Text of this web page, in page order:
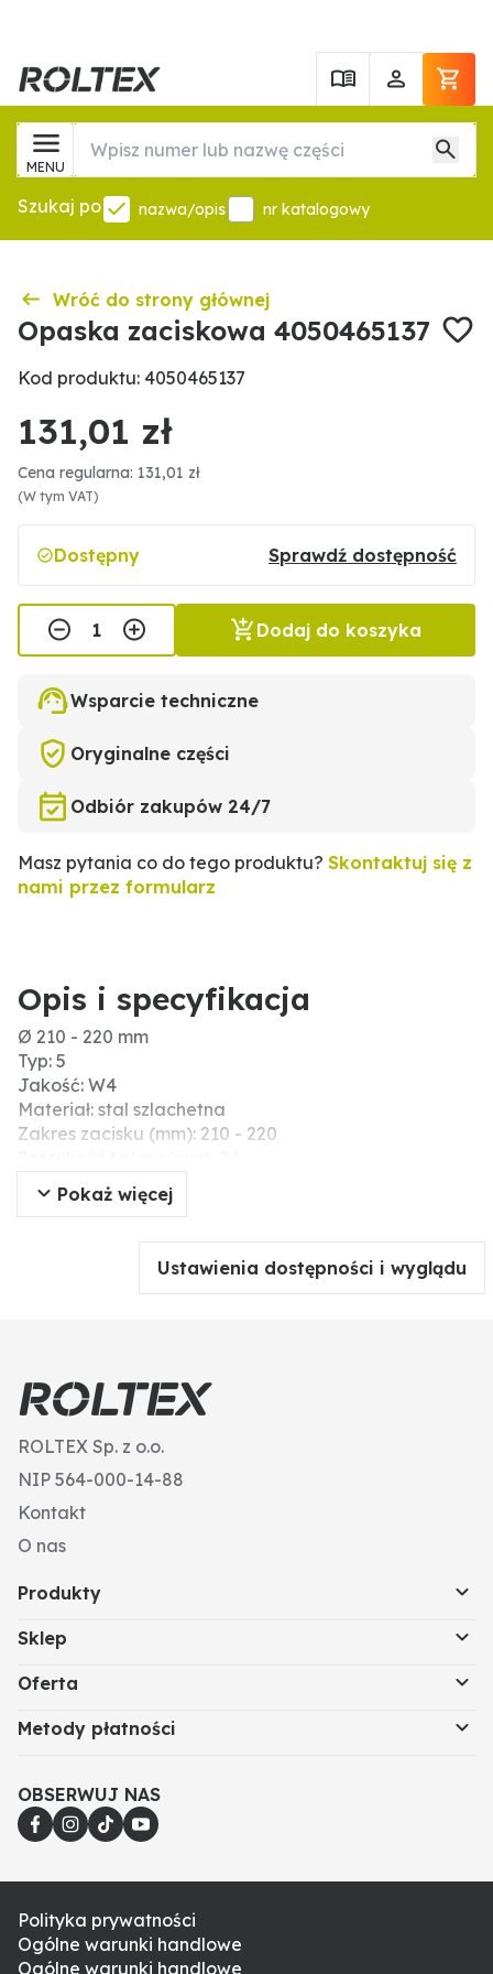
MENU
Szukaj po nazwa/opis nr katalogowy
Wróć do strony głównej
Opaska zaciskowa 4050465137
Kod produktu: 4050465137
131,01 zł
Cena regularna: 131,01 zł
(W tym VAT)
Dostępny Sprawdź dostępność
Dodaj do koszyka
Wsparcie techniczne
Oryginalne części
Odbiór zakupów 24/7
Masz pytania co do tego produktu? Skontaktuj się z
nami przez formularz
Opis i specyfikacja
Ø 210 - 220 mm
Typ: 5
Jakość: W4
Materiał: stal szlachetna
Zakres zacisku (mm): 210 - 220
Pokaż więcej
Ustawienia dostępności i wyglądu
ROLTEX Sp. z o.o.
NIP 564-000-14-88
Kontakt
O nas
Produkty
Sklep
Oferta
Metody płatności
OBSERWUJ NAS
Polityka prywatności
Ogólne warunki handlowe
Ogólne warunki handlowe